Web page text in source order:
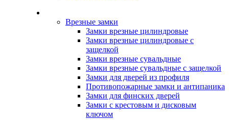
Врезные замки
Замки врезные цилиндровые
Замки врезные цилиндровые с
защелкой
Замки врезные сувальдные
Замки врезные сувальдные с защелкой
Замки для дверей из профиля
Противопожарные замки и антипаника
Замки для финских дверей
Замки с крестовым и дисковым
ключом